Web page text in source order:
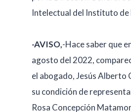
Intelectual del Instituto de
-AVISO,-Hace saber que
agosto del 2022,
el abogado, Jesús Alberto
su condición de
Rosa Concepción